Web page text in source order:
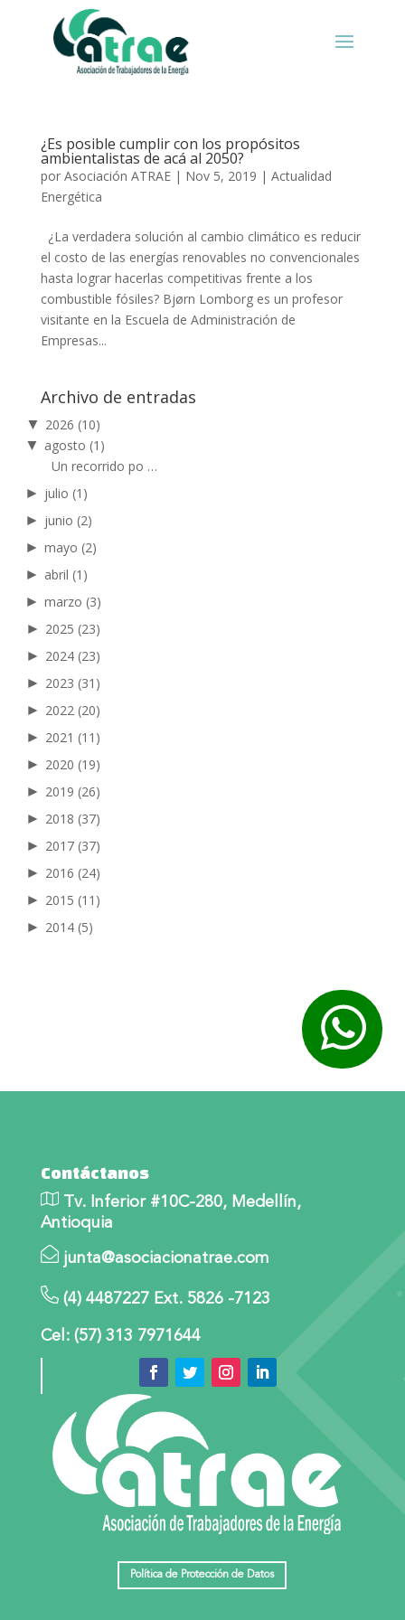
¿Es posible cumplir con los propósitos
ambientalistas de acá al 2050?
por Asociación ATRAE| Nov 5, 2019 | Actualidad
Energética
¿La verdadera solución al cambio climático es reducir
el costo de las energías renovables no convencionales
hasta lograr hacerlas competitivas frente a los
combustible fósiles? Bjørn Lomborg es un profesor
visitante en la Escuela de Administración de
Empresas...
Archivo de entradas
▼ 2026 (10)
▼ agosto (1)
Un recorrido po …
► julio (1)
► junio (2)
► mayo (2)
► abril (1)
► marzo (3)
► 2025 (23)
► 2024 (23)
► 2023 (31)
► 2022 (20)
► 2021 (11)
► 2020 (19)
► 2019 (26)
► 2018 (37)
► 2017 (37)
► 2016 (24)
► 2015 (11)
► 2014 (5)
Contáctanos
Tv. Inferior #10C-280, Medellín,
Antioquia
junta@asociacionatrae.com
(4) 4487227 Ext. 5826 -7123
Cel: (57) 313 7971644
Política de Protección de Datos